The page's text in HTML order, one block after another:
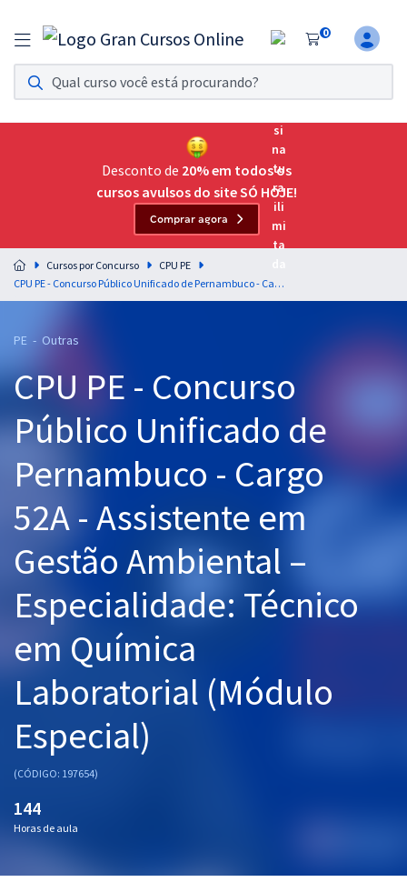
0
Assinatura Ilimitada 11
Acesso a todos os cursos. Teste grátis por 7 dias!
Assinatura OAB Até Passar
Acesso ilimitado a toda preparação para o Exame da
Residências Multiprofissionais
Preparação completa e intensiva para as principais
residências em saúde do Brasil
Cursos 20% OFF
Pós
Graduação
OAB
Questões grátis
Conteúdo gratuito
Aprovados
Atendimento
Desconto de 20% em todos os
cursos avulsos do site SÓ HOJE!
Comprar agora
Cursos por Concurso
CPU PE
CPU PE - Concurso Público Unificado de Pernambuco - Cargo 52A - Assistente em Gestão Ambiental – Especialidade: Técnico em Química Laboratorial (Módulo Especial)
PE - Outras
CPU PE - Concurso
Público Unificado de
Pernambuco - Cargo
52A - Assistente em
Gestão Ambiental –
Especialidade: Técnico
em Química
Laboratorial (Módulo
Especial)
(CÓDIGO: 197654)
144
Horas de aula